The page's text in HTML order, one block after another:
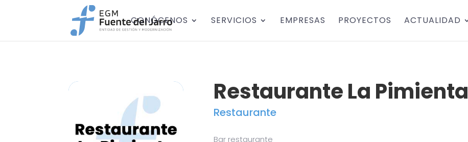
CONÓCENOS SERVICIOS EMPRESAS PROYECTOS ACTUALIDAD
Restaurante La Pimienta
Restaurante
Bar restaurante